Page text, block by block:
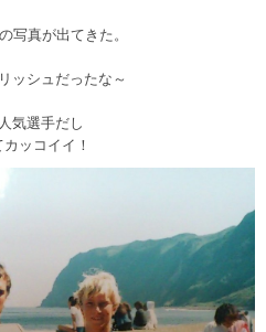
写真が出てきた。
ッシュだったな～
気選手だし
ッコイイ！